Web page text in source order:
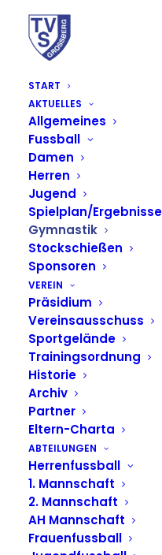
START
AKTUELLES
Allgemeines
Fussball
Damen
Herren
Jugend
Spielplan/Ergebnisse
Gymnastik
Stockschießen
Sponsoren
VEREIN
Präsidium
Vereinsausschuss
Sportgelände
Trainingsordnung
Historie
Archiv
Partner
Eltern-Charta
ABTEILUNGEN
Herrenfussball
1. Mannschaft
2. Mannschaft
AH Mannschaft
Frauenfussball